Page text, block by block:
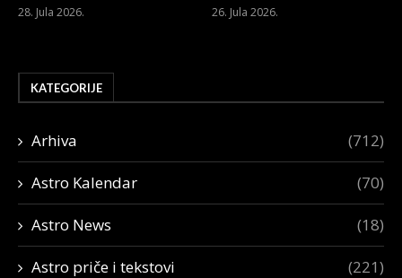
28. Jula 2026.
26. Jula 2026.
KATEGORIJE
Arhiva (712)
Astro Kalendar (70)
Astro News (18)
Astro priče i tekstovi (221)